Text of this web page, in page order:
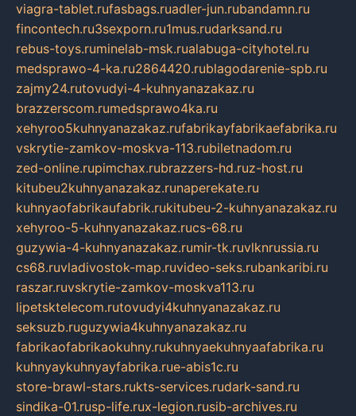
viagra-tablet.rufasbags.ruadler-jun.rubandamn.ru
fincontech.ru3sexporn.ru1mus.rudarksand.ru
rebus-toys.ruminelab-msk.rualabuga-cityhotel.ru
medsprawo-4-ka.ru2864420.rublagodarenie-spb.ru
zajmy24.rutovudyi-4-kuhnyanazakaz.ru
brazzerscom.rumedsprawo4ka.ru
xehyroo5kuhnyanazakaz.rufabrikayfabrikaefabrika.ru
vskrytie-zamkov-moskva-113.rubiletnadom.ru
zed-online.rupimchax.rubrazzers-hd.ruz-host.ru
kitubeu2kuhnyanazakaz.runaperekate.ru
kuhnyaofabrikaufabrik.rukitubeu-2-kuhnyanazakaz.ru
xehyroo-5-kuhnyanazakaz.rucs-68.ru
guzywia-4-kuhnyanazakaz.rumir-tk.ruvlknrussia.ru
cs68.ruvladivostok-map.ruvideo-seks.rubankaribi.ru
raszar.ruvskrytie-zamkov-moskva113.ru
lipetsktelecom.rutovudyi4kuhnyanazakaz.ru
seksuzb.ruguzywia4kuhnyanazakaz.ru
fabrikaofabrikaokuhny.rukuhnyaekuhnyaafabrika.ru
kuhnyaykuhnyayfabrika.rue-abis1c.ru
store-brawl-stars.rukts-services.rudark-sand.ru
sindika-01.rusp-life.rux-legion.rusib-archives.ru